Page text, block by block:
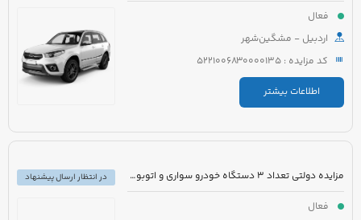
فعال
اردبیل - مشگین‌شهر
کد مزایده : 5221006830000135
اطلاعات بیشتر
مزایده دولتی تعداد 3 دستگاه خودرو سواری و اتوبوس
فعال
در انتظار ارسال پیشنهاد